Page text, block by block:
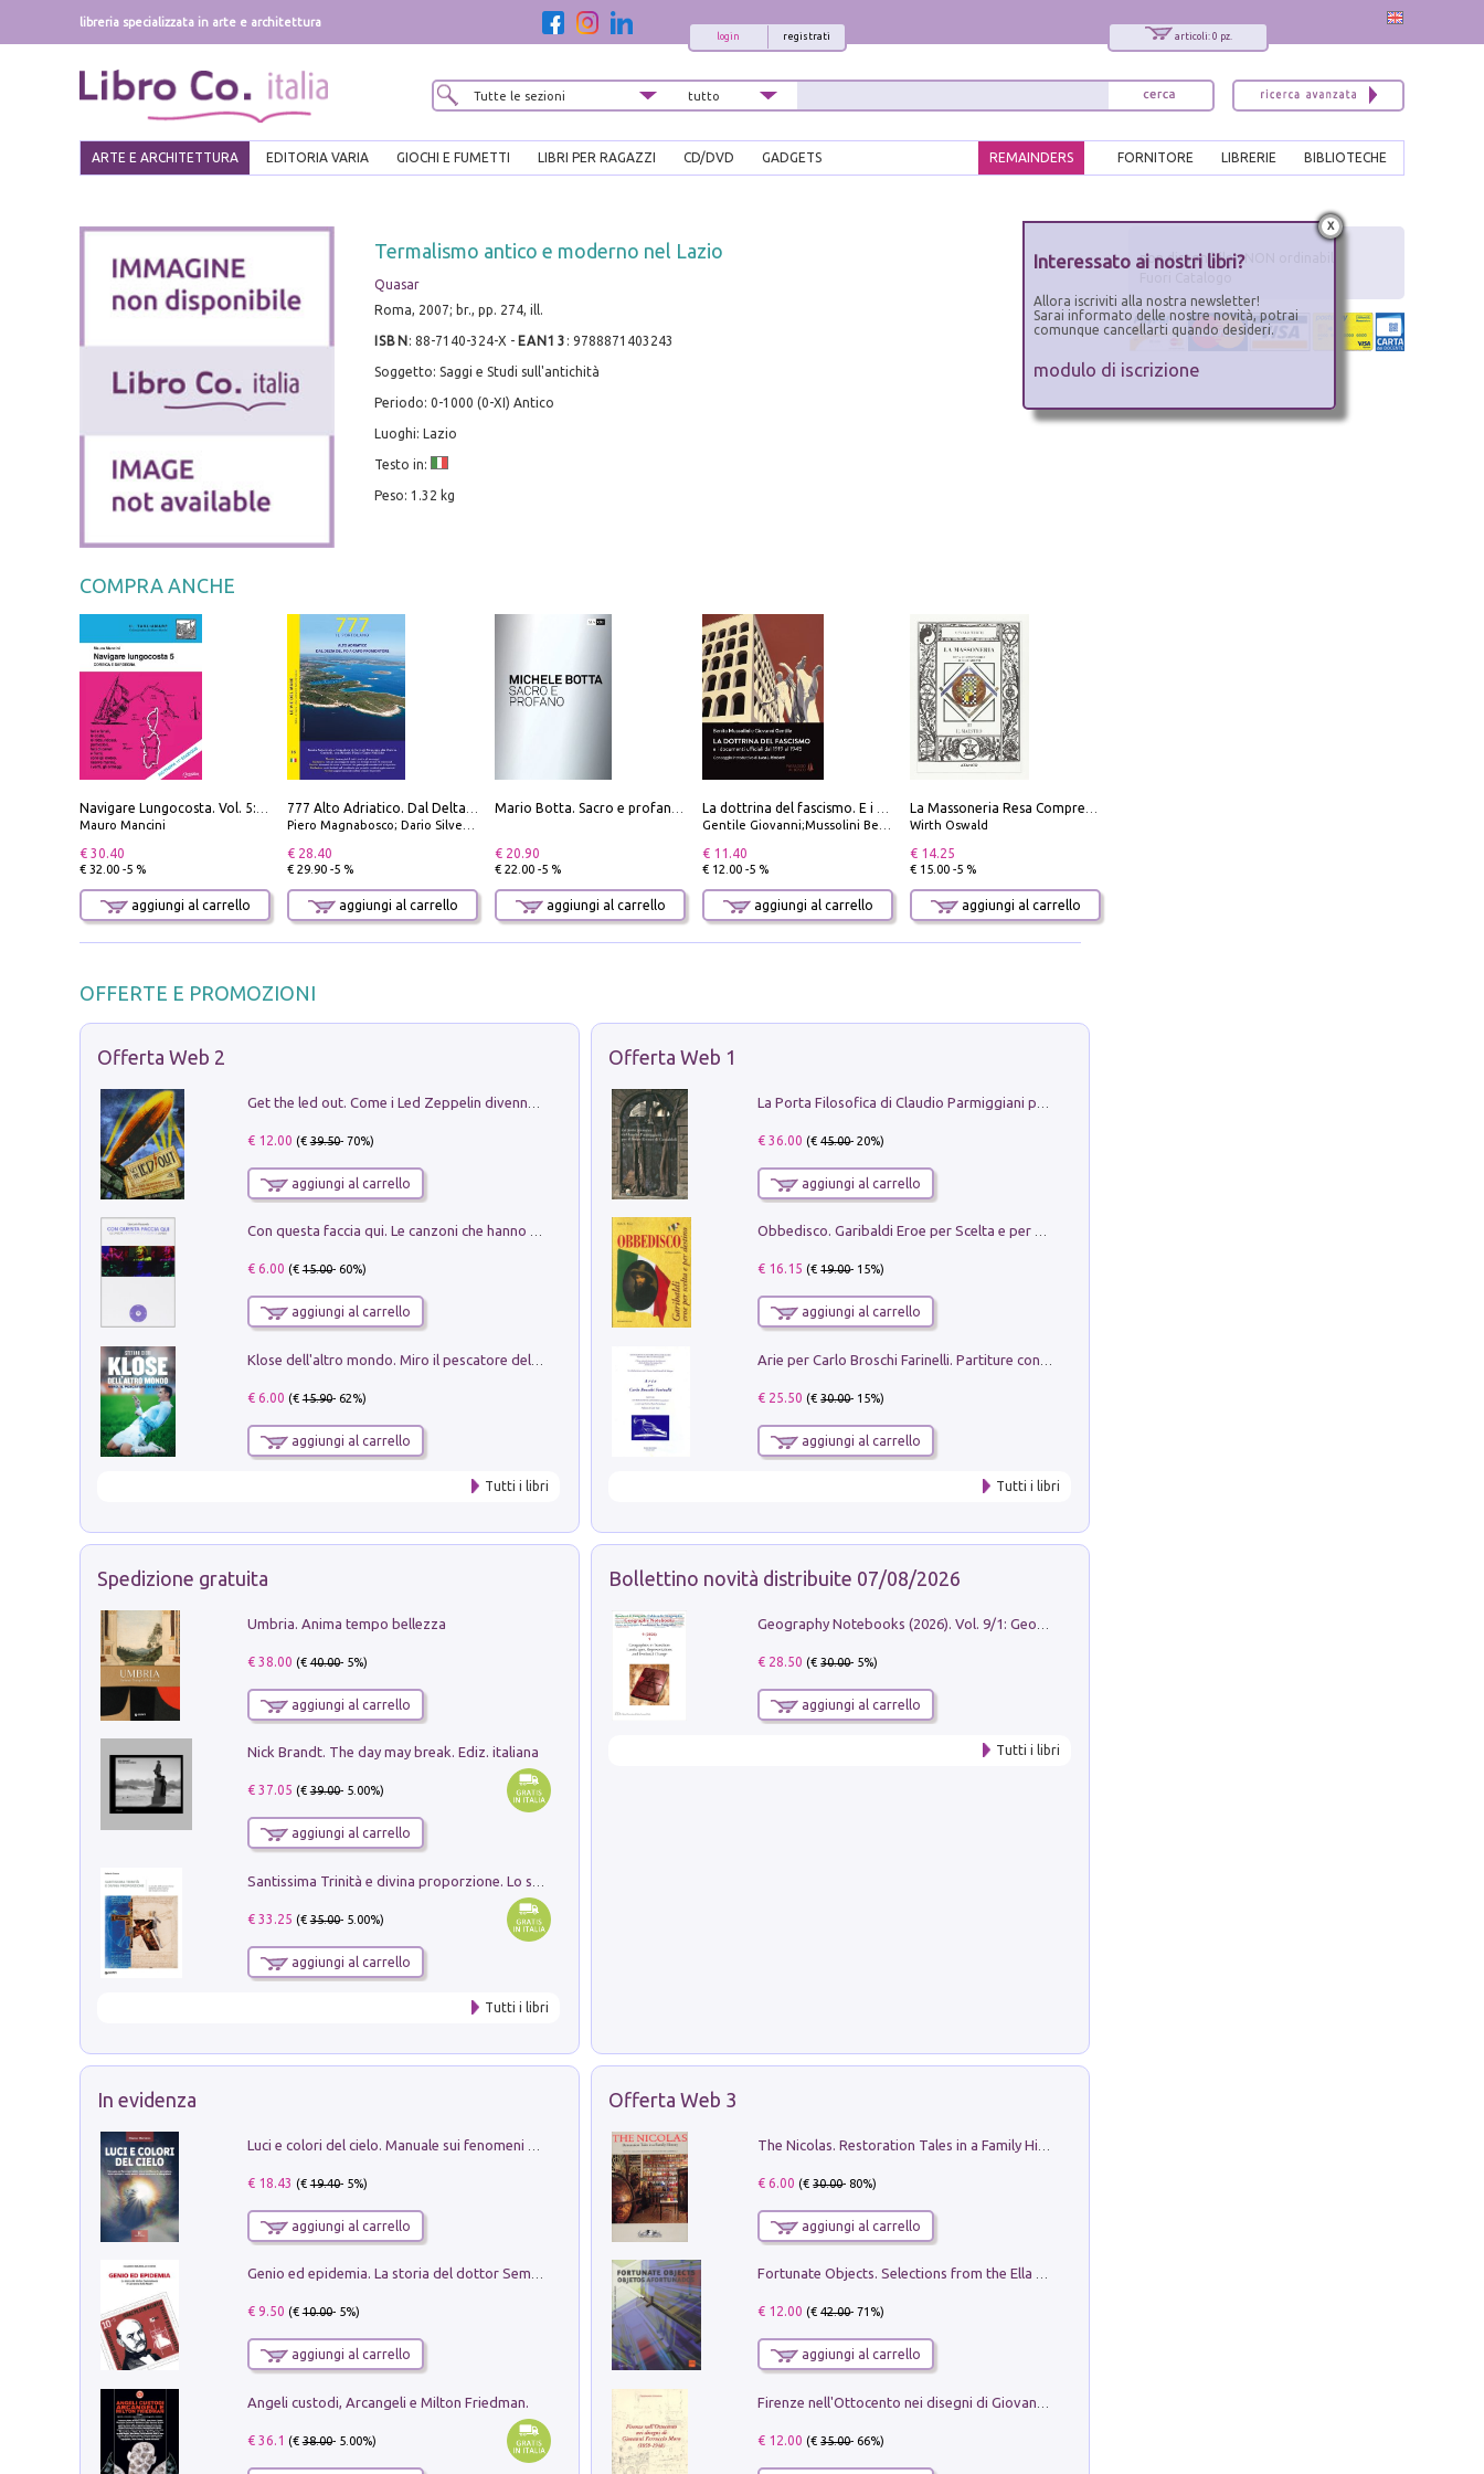
libreria specializzata in arte e architettura
articoli: 0 pz.
registrati
login
ARTE E ARCHITETTURA EDITORIA VARIA GIOCHI E FUMETTI LIBRI PER RAGAZZI CD/DVD GADGETS BIBLIOTECHE
LIBRERIE
FORNITORE
REMAINDERS
Termalismo antico e moderno nel Lazio
Quasar
Roma, 2007; br., pp. 274, ill.
ISBN : 88-7140-324-X - EAN13 : 9788871403243
Soggetto: Saggi e Studi sull'antichità
Periodo: 0-1000 (0-XI) Antico
Luoghi: Lazio
Testo in:
Peso: 1.32 kg
COMPRA ANCHE
Navigare Lungocosta. Vol. 5: Corsica e Sardegna
Mauro Mancini
€ 30.40
€ 32.00 -5 %
aggiungi al carrello
777 Alto Adriatico. Dal Delta del Po a Capo Promontore. Con QR Code
Piero Magnabosco; Dario Silvestro; Marco Sbrizzi
€ 28.40
€ 29.90 -5 %
aggiungi al carrello
Mario Botta. Sacro e profano-Sacred and profane
€ 20.90
€ 22.00 -5 %
aggiungi al carrello
La dottrina del fascismo. E i documenti ufficiali dal 1919 al 1945
Gentile Giovanni;Mussolini Benito
€ 11.40
€ 12.00 -5 %
aggiungi al carrello
La Massoneria Resa Comprensibile ai Suoi Adepti. Vol. 3: il Maestro.
Wirth Oswald
€ 14.25
€ 15.00 -5 %
aggiungi al carrello
OFFERTE E PROMOZIONI
Offerta Web 2
€ 12.00 (€39.50- 70%)
aggiungi al carrello
Con questa faccia qui. Le canzoni che hanno fatto la storia di Ligabue
€ 6.00 (€15.00- 60%)
aggiungi al carrello
Klose dell'altro mondo. Miro il pescatore del goal
€ 6.00 (€15.90- 62%)
aggiungi al carrello
Tutti i libri
Offerta Web 1
€ 36.00 (€45.00- 20%)
aggiungi al carrello
Obbedisco. Garibaldi Eroe per Scelta e per Destino
€ 16.15 (€19.00- 15%)
aggiungi al carrello
€ 25.50 (€30.00- 15%)
aggiungi al carrello
Tutti i libri
Spedizione gratuita
Umbria. Anima tempo bellezza
€ 38.00 (€40.00- 5%)
aggiungi al carrello
Nick Brandt. The day may break. Ediz. italiana
€ 37.05 (€39.00- 5.00%)
aggiungi al carrello
€ 33.25 (€35.00- 5.00%)
aggiungi al carrello
Tutti i libri
Bollettino novità distribuite 07/08/2026
€ 28.50 (€30.00- 5%)
aggiungi al carrello
Tutti i libri
In evidenza
€ 18.43 (€19.40- 5%)
aggiungi al carrello
Genio ed epidemia. La storia del dottor Semmelweis, il Salvatore delle Madri
€ 9.50 (€10.00- 5%)
aggiungi al carrello
Angeli custodi, Arcangeli e Milton Friedman.
€ 36.1 (€38.00- 5.00%)
Offerta Web 3
€ 6.00 (€30.00- 80%)
aggiungi al carrello
Fortunate Objects. Selections from the Ella Fontanals-Cisneros Collection. Objetos Afortunados. Selección de la Colección Ella Fontanals-Cisneros
€ 12.00 (€42.00- 71%)
aggiungi al carrello
€ 12.00 (€35.00- 66%)
non disponibile - NON ordinabile
x
Interessato ai nostri libri?
Allora iscriviti alla nostra newsletter!
Sarai informato delle nostre novità, potrai
comunque cancellarti quando desideri.
modulo di iscrizione